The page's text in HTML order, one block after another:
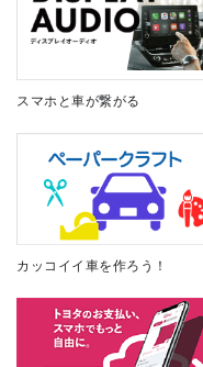
スマホと車が繋がる
カッコイイ車を作ろう！